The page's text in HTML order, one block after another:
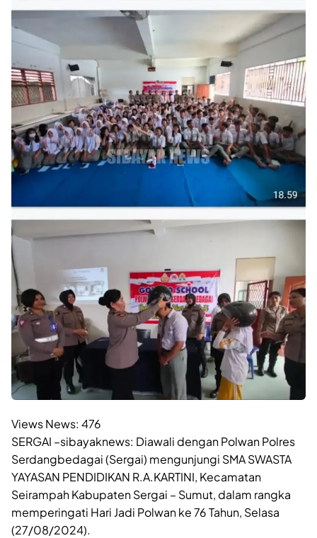
Views News: 476
SERGAI –sibayaknews: Diawali dengan Polwan Polres
Serdangbedagai (Sergai) mengunjungi SMA SWASTA
YAYASAN PENDIDIKAN R.A.KARTINI, Kecamatan
Seirampah Kabupaten Sergai – Sumut, dalam rangka
memperingati Hari Jadi Polwan ke 76 Tahun, Selasa
(27/08/2024).